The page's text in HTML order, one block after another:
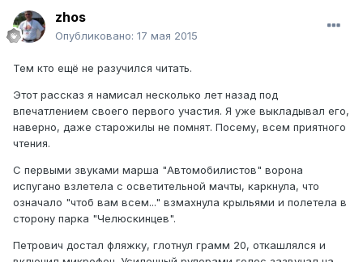
zhos
Опубликовано: 17 мая 2015
Тем кто ещё не разучился читать.
Этот рассказ я намисал несколько лет назад под
впечатлением своего первого участия. Я уже выкладывал его,
наверно, даже старожилы не помнят. Посему, всем приятного
чтения.
С первыми звуками марша "Автомобилистов" ворона
испугано взлетела с осветительной мачты, каркнула, что
означало "чтоб вам всем..." взмахнула крыльями и полетела в
сторону парка "Челюскинцев".
Петрович достал фляжку, глотнул грамм 20, откашлялся и